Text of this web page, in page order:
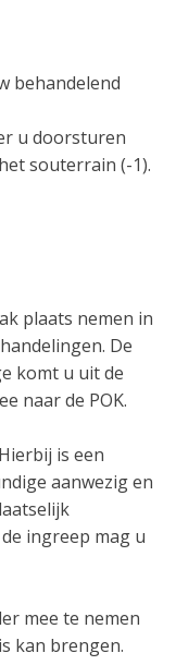
behandelend
u doorsturen
souterrain (-1).
plaats nemen in
De
komt u uit de
naar de POK.
is een
aanwezig en
ingreep mag u
mee te nemen
kan brengen.